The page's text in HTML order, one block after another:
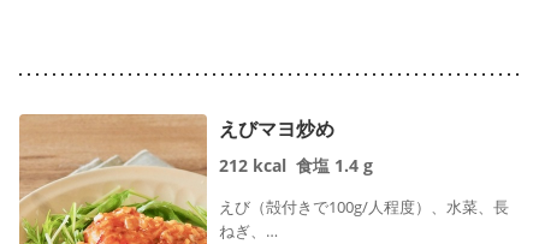
えびマヨ炒め
212 kcal 食塩 1.4 g
えび（殻付きで100g/人程度）、水菜、長
ねぎ、…